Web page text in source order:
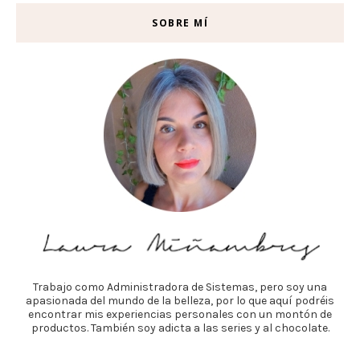
SOBRE MÍ
Trabajo como Administradora de Sistemas, pero soy una
apasionada del mundo de la belleza, por lo que aquí podréis
encontrar mis experiencias personales con un montón de
productos. También soy adicta a las series y al chocolate.